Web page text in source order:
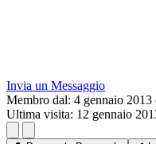
Invia un Messaggio
Membro dal: 4 gennaio 2013
Ultima visita: 12 gennaio